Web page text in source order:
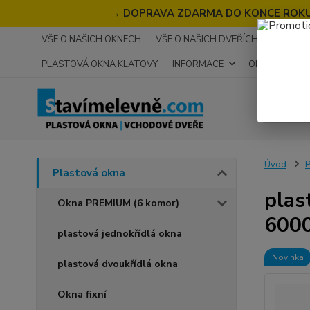
→ DOPRAVA ZDARMA DO KONCE
VŠE O NAŠICH OKNECH VŠE O NAŠICH DVEŘÍCH
PLASTOVÁ OKNA KLATOVY
INFORMACE OKNA NA
Plastová okna
Okna PREMIUM (6 komor)
plastová jednokřídlá okna
plastová dvoukřídlá okna
Okna fixní
Úvod
Novinka